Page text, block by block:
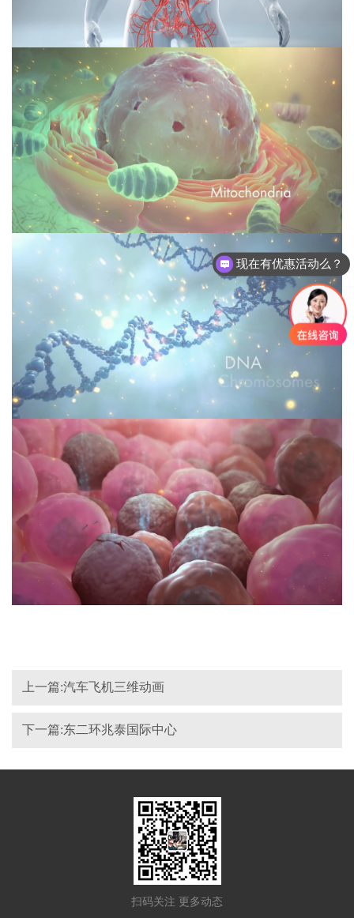
上一篇:汽车飞机三维动画
下一篇:东二环兆泰国际中心
扫码关注 更多动态
现在有优惠活动么？